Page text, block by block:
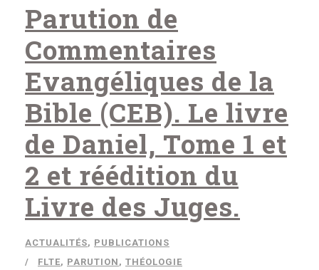
Parution de
Commentaires
Evangéliques de la
Bible (CEB). Le livre
de Daniel, Tome 1 et
2 et réédition du
Livre des Juges.
ACTUALITÉS, PUBLICATIONS
FLTE, PARUTION , THÉOLOGIE